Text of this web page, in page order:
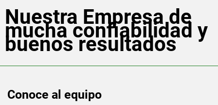
Nuestra Empresa de
mucha confiabilidad y
buenos resultados
Conoce al equipo